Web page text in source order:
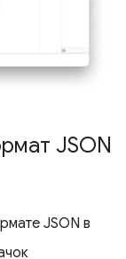
JSON
JSON в